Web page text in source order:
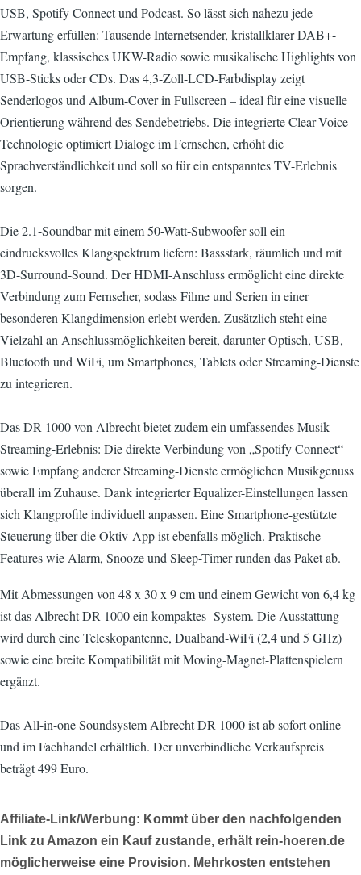
USB, Spotify Connect und Podcast. So lässt sich nahezu jede
Erwartung erfüllen: Tausende Internetsender, kristallklarer DAB+-
Empfang, klassisches UKW-Radio sowie musikalische Highlights von
USB-Sticks oder CDs. Das 4,3-Zoll-LCD-Farbdisplay zeigt
Senderlogos und Album-Cover in Fullscreen – ideal für eine visuelle
Orientierung während des Sendebetriebs. Die integrierte Clear-Voice-
Technologie optimiert Dialoge im Fernsehen, erhöht die
Sprachverständlichkeit und soll so für ein entspanntes TV-Erlebnis
sorgen.
Die 2.1-Soundbar mit einem 50-Watt-Subwoofer soll ein
eindrucksvolles Klangspektrum liefern: Bassstark, räumlich und mit
3D-Surround-Sound. Der HDMI-Anschluss ermöglicht eine direkte
Verbindung zum Fernseher, sodass Filme und Serien in einer
besonderen Klangdimension erlebt werden. Zusätzlich steht eine
Vielzahl an Anschlussmöglichkeiten bereit, darunter Optisch, USB,
Bluetooth und WiFi, um Smartphones, Tablets oder Streaming-Dienste
zu integrieren.
Das DR 1000 von Albrecht bietet zudem ein umfassendes Musik-
Streaming-Erlebnis: Die direkte Verbindung von „Spotify Connect“
sowie Empfang anderer Streaming-Dienste ermöglichen Musikgenuss
überall im Zuhause. Dank integrierter Equalizer-Einstellungen lassen
sich Klangprofile individuell anpassen. Eine Smartphone-gestützte
Steuerung über die Oktiv-App ist ebenfalls möglich. Praktische
Features wie Alarm, Snooze und Sleep-Timer runden das Paket ab.
Mit Abmessungen von 48 x 30 x 9 cm und einem Gewicht von 6,4 kg
ist das Albrecht DR 1000 ein kompaktes System. Die Ausstattung
wird durch eine Teleskopantenne, Dualband-WiFi (2,4 und 5 GHz)
sowie eine breite Kompatibilität mit Moving-Magnet-Plattenspielern
ergänzt.
Das All-in-one Soundsystem Albrecht DR 1000 ist ab sofort online
und im Fachhandel erhältlich. Der unverbindliche Verkaufspreis
beträgt 499 Euro.
Affiliate-Link/Werbung: Kommt über den nachfolgenden
Link zu Amazon ein Kauf zustande, erhält rein-hoeren.de
möglicherweise eine Provision. Mehrkosten entstehen